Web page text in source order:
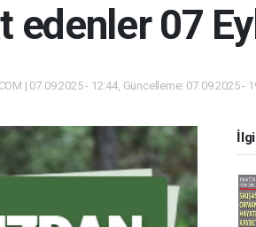
edenler 07
| 07.09.2025 - 12:44, Güncelleme: 07.09.2025 -